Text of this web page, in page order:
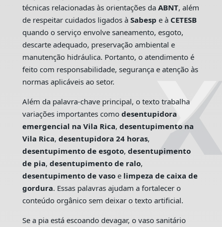
técnicas relacionadas às orientações da ABNT, além
de respeitar cuidados ligados à Sabesp e à CETESB
quando o serviço envolve saneamento, esgoto,
descarte adequado, preservação ambiental e
manutenção hidráulica. Portanto, o atendimento é
feito com responsabilidade, segurança e atenção às
normas aplicáveis ao setor.
Além da palavra-chave principal, o texto trabalha
variações importantes como desentupidora
emergencial na Vila Rica, desentupimento na
Vila Rica, desentupidora 24 horas,
desentupimento de esgoto, desentupimento
de pia, desentupimento de ralo,
desentupimento de vasoe limpeza de caixa de
gordura. Essas palavras ajudam a fortalecer o
conteúdo orgânico sem deixar o texto artificial.
Se a pia está escoando devagar, o vaso sanitário